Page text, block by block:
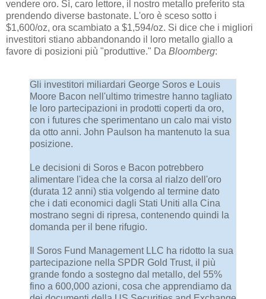
vendere oro. Sì, caro lettore, il nostro metallo preferito sta
prendendo diverse bastonate. L'oro è sceso sotto i
$1,600/oz, ora scambiato a $1,594/oz. Si dice che i migliori
investitori stiano abbandonando il loro metallo giallo a
favore di posizioni più "produttive." Da Bloomberg:
Gli investitori miliardari George Soros e Louis
Moore Bacon nell'ultimo trimestre hanno tagliato
le loro partecipazioni in prodotti coperti da oro,
con i futures che sperimentano un calo mai visto
da otto anni. John Paulson ha mantenuto la sua
posizione.
Le decisioni di Soros e Bacon potrebbero
alimentare l'idea che la corsa al rialzo dell'oro
(durata 12 anni) stia volgendo al termine dato
che i dati economici dagli Stati Uniti alla Cina
mostrano segni di ripresa, contenendo quindi la
domanda per il bene rifugio.
Il Soros Fund Management LLC ha ridotto la sua
partecipazione nella SPDR Gold Trust, il più
grande fondo a sostegno dal metallo, del 55%
fino a 600,000 azioni, cosa che apprendiamo da